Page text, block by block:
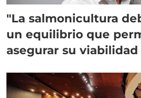
"La salmonicultura
un equilibrio que
asegurar su